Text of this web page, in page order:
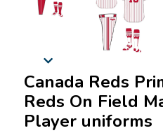
Canada Reds
Reds On Field
Player uniforms